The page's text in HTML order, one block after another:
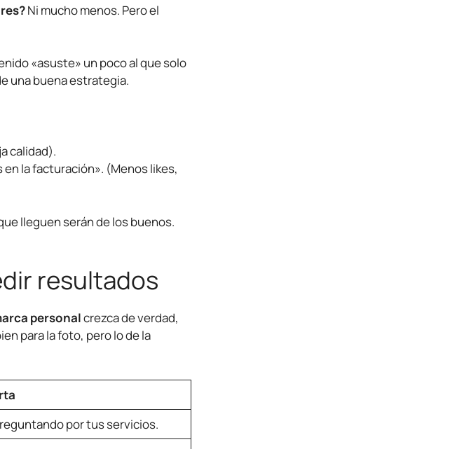
Ni mucho menos. Pero el
«asuste» un poco al que solo
una buena estrategia.
calidad).
la facturación». (Menos likes,
lleguen serán de los buenos.
resultados
personalcrezca de verdad,
para la foto, pero lo de la
por tus servicios.